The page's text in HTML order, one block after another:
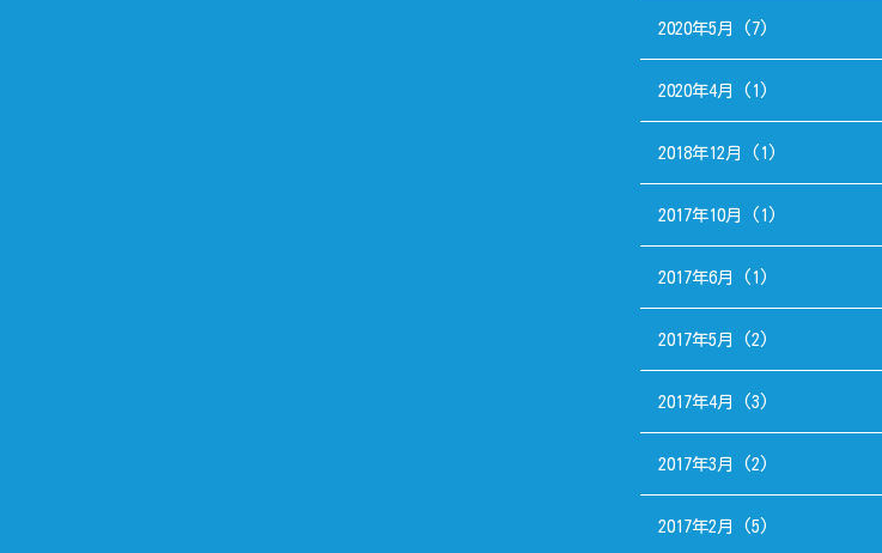
2020年5月 (7)
2020年4月 (1)
2018年12月 (1)
2017年10月 (1)
2017年6月 (1)
2017年5月 (2)
2017年4月 (3)
2017年3月 (2)
2017年2月 (5)